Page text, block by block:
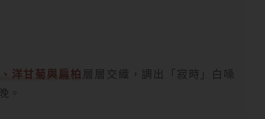
洋甘菊與扁柏 層層交織，調出「寂時」白噪
。